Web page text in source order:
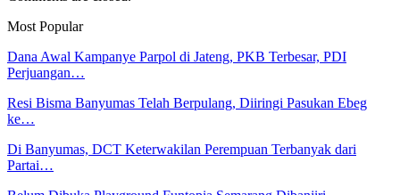
Most Popular
Dana Awal Kampanye Parpol di Jateng, PKB Terbesar, PDI
Perjuangan…
Resi Bisma Banyumas Telah Berpulang, Diiringi Pasukan Ebeg
ke…
Di Banyumas, DCT Keterwakilan Perempuan Terbanyak dari
Partai…